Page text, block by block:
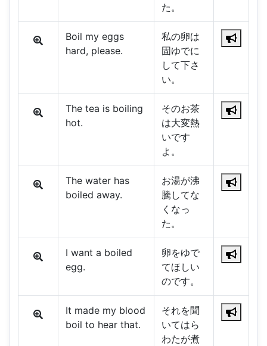
た。
Boil my eggs
hard, please.
私の卵は
固ゆでに
して下さ
い。
The tea is boiling
hot.
そのお茶
は大変熱
いです
よ。
The water has
boiled away.
お湯が沸
騰してな
くなっ
た。
I want a boiled
egg.
卵をゆで
てほしい
のです。
It made my blood
boil to hear that.
それを聞
いてはら
わたが煮